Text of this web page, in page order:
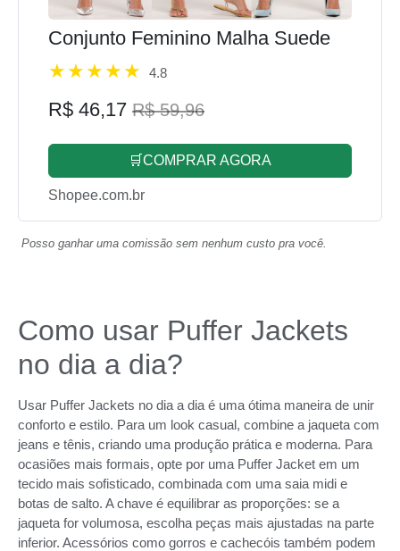
Conjunto Feminino Malha Suede
4.8
R$ 46,17 R$ 59,96
🛒COMPRAR AGORA
Shopee.com.br
Posso ganhar uma comissão sem nenhum custo pra você.
Como usar Puffer Jackets
no dia a dia?
Usar Puffer Jackets no dia a dia é uma ótima maneira de unir
conforto e estilo. Para um look casual, combine a jaqueta com
jeans e tênis, criando uma produção prática e moderna. Para
ocasiões mais formais, opte por uma Puffer Jacket em um
tecido mais sofisticado, combinada com uma saia midi e
botas de salto. A chave é equilibrar as proporções: se a
jaqueta for volumosa, escolha peças mais ajustadas na parte
inferior. Acessórios como gorros e cachecóis também podem